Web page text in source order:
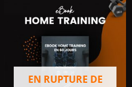
EN RUPTURE DE